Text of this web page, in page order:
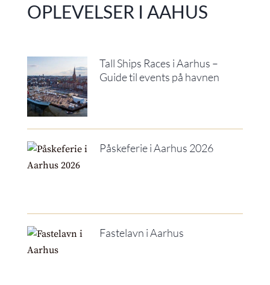
OPLEVELSER I AAHUS
Tall Ships Races i Aarhus –
Guide til events på havnen
Påskeferie i Aarhus 2026
Fastelavn i Aarhus